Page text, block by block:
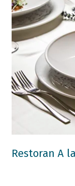
Restoran A